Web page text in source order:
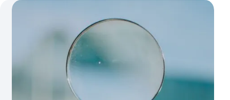
kindermishandeling
ontwikkelings-
bedreiging